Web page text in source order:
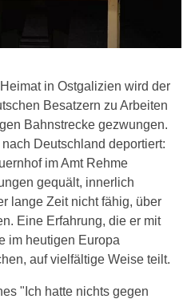
in Ostgalizien wird der
Besatzern zu Arbeiten
Bahnstrecke gezwungen.
Deutschland deportiert:
im Amt Rehme
gequält, innerlich
lange Zeit nicht fähig, über
Eine Erfahrung, die er mit
im heutigen Europa
auf vielfältige Weise teilt.
"Ich hatte nichts gegen